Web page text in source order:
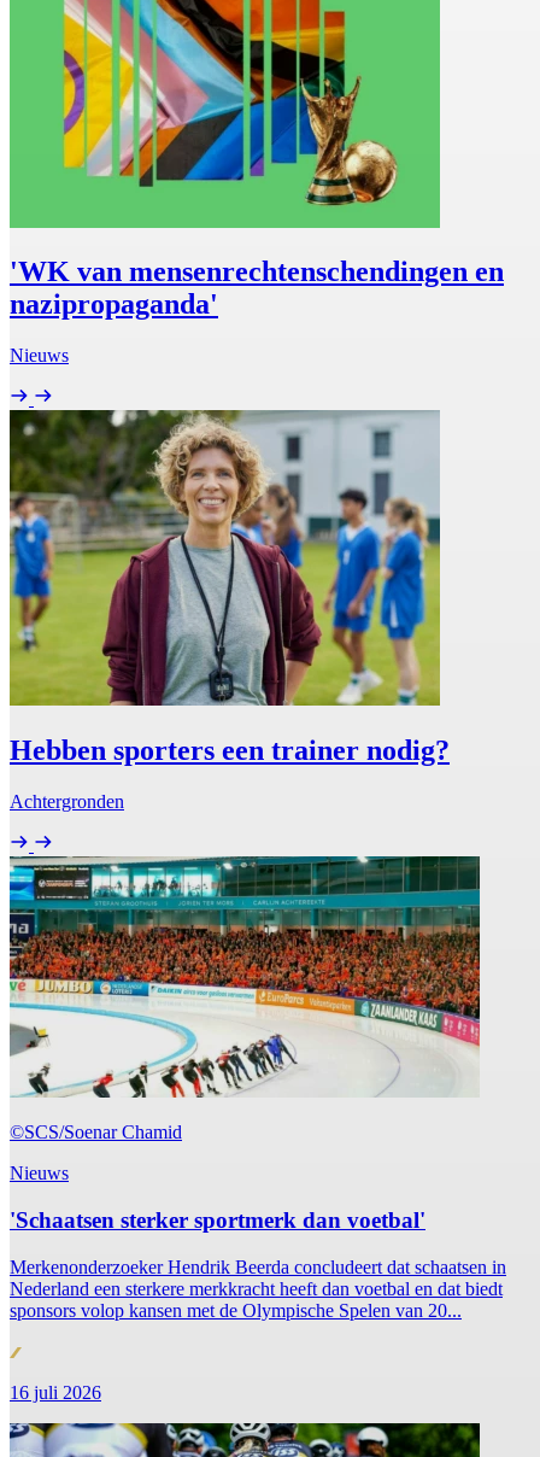
'WK van mensenrechtenschendingen en
nazipropaganda'
Nieuws
Hebben sporters een trainer nodig?
Achtergronden
©SCS/Soenar Chamid
Nieuws
'Schaatsen sterker sportmerk dan voetbal'
Merkenonderzoeker Hendrik Beerda concludeert dat schaatsen in
Nederland een sterkere merkkracht heeft dan voetbal en dat biedt
sponsors volop kansen met de Olympische Spelen van 20...
16 juli 2026